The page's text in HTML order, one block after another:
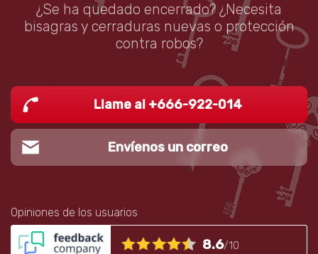
¿Se ha quedado encerrado? ¿Necesita
bisagras y cerraduras nuevas o protección
contra robos?
Llame al +666-922-014
Envíenos un correo
Opiniones de los usuarios
8.6/10